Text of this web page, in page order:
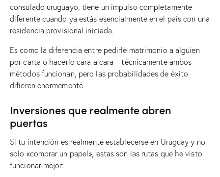
consulado uruguayo, tiene un impulso completamente
diferente cuando ya estás esencialmente en el país con una
residencia provisional iniciada.
Es como la diferencia entre pedirle matrimonio a alguien
por carta o hacerlo cara a cara – técnicamente ambos
métodos funcionan, pero las probabilidades de éxito
difieren enormemente.
Inversiones que realmente abren
puertas
Si tu intención es realmente establecerse en Uruguay y no
solo «comprar un papel», estas son las rutas que he visto
funcionar mejor: